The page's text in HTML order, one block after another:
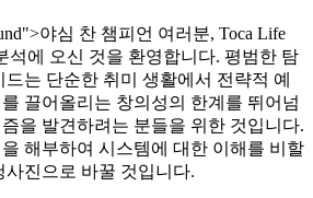
야심 찬 챔피언 여러분, Toca Life
석에 오신 것을 환영합니다. 평범한 탐
는 단순한 취미 생활에서 전략적 예
끌어올리는 창의성의 한계를 뛰어넘
을 발견하려는 분들을 위한 것입니다.
을 해부하여 시스템에 대한 이해를 비할
진으로 바꿀 것입니다.